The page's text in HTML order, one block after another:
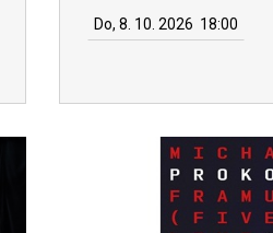
Do, 8. 10. 2026 18:00